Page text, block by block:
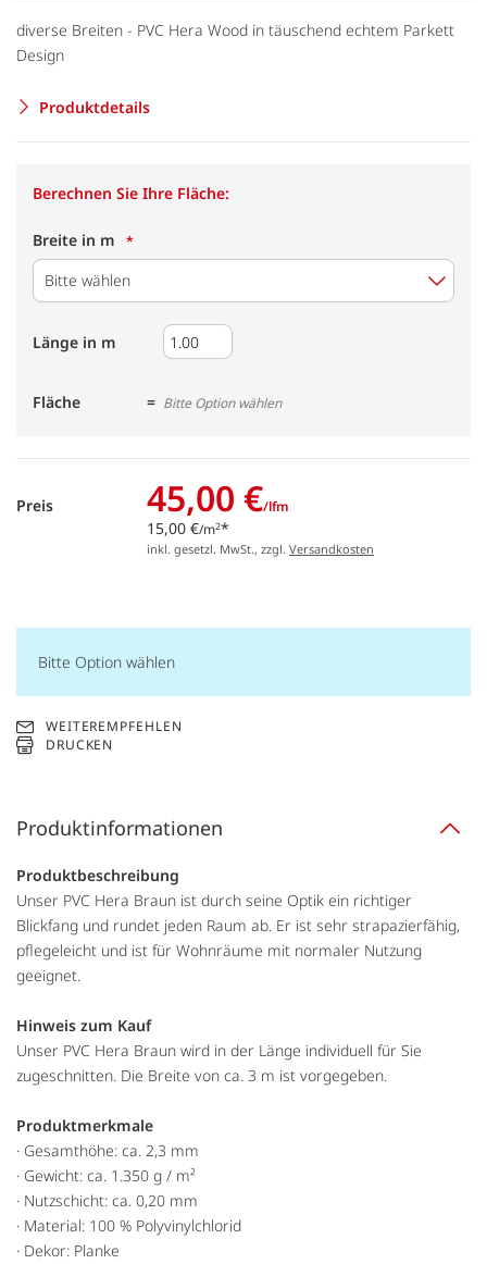
diverse Breiten - PVC Hera Wood in täuschend echtem Parkett
Design
Produktdetails
Berechnen Sie Ihre Fläche:
Breite in m
Bitte wählen
Länge in m
Fläche Bitte Option wählen
Preis
15,00 €/m2*
45,00 €/lfm
inkl. gesetzl. MwSt., zzgl. Versandkosten
Bitte Option wählen
WEITEREMPFEHLEN
DRUCKEN
Produktinformationen
Produktbeschreibung
Unser PVC Hera Braun ist durch seine Optik ein richtiger
Blickfang und rundet jeden Raum ab. Er ist sehr strapazierfähig,
pflegeleicht und ist für Wohnräume mit normaler Nutzung
geeignet.
Hinweis zum Kauf
Unser PVC Hera Braun wird in der Länge individuell für Sie
zugeschnitten. Die Breite von ca. 3 m ist vorgegeben.
Produktmerkmale
· Gesamthöhe: ca. 2,3 mm
· Gewicht: ca. 1.350 g / m²
· Nutzschicht: ca. 0,20 mm
· Material: 100 % Polyvinylchlorid
· Dekor: Planke